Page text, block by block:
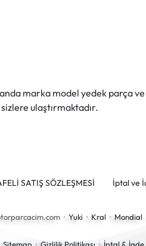
marka model yedek parça
ulaştırmaktadır.
SATIŞ SÖZLEŞMESİ İptal ve
· Yuki · Kral · Mondial
Sitemap · Gizlilik Politikası · İptal & İade